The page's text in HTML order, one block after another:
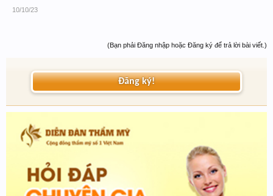
10/10/23
(Bạn phải Đăng nhập hoặc Đăng ký để trả lời bài viết.)
Đăng ký!